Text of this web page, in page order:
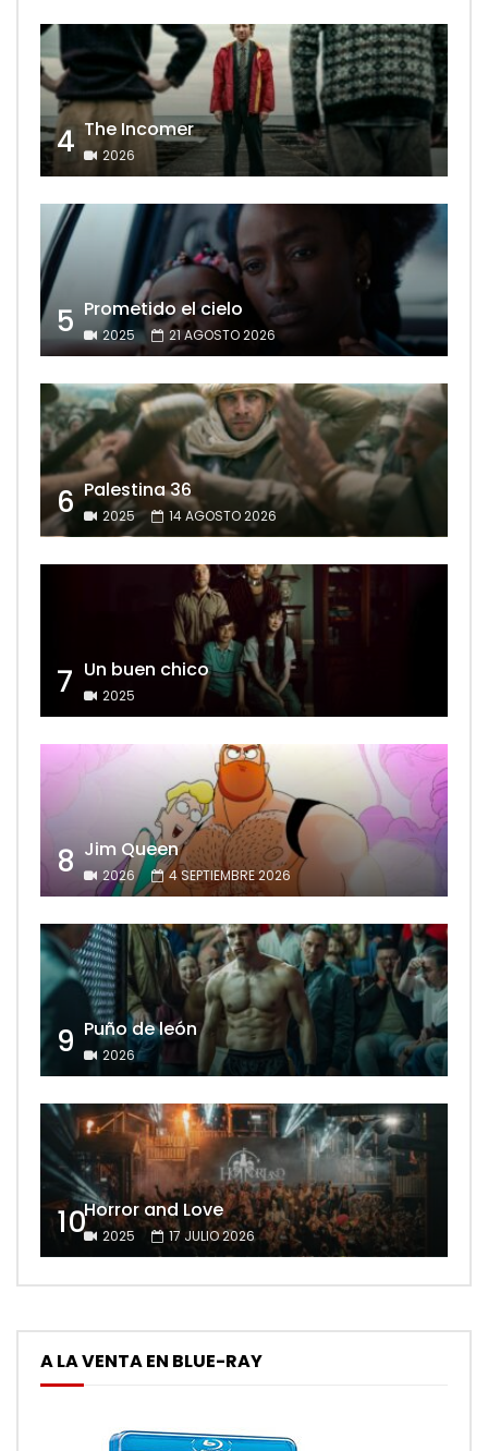
4 The Incomer
2026
5 Prometido el cielo
2025 21 AGOSTO 2026
6 Palestina 36
2025 14 AGOSTO 2026
7 Un buen chico
2025
8 Jim Queen
2026 4 SEPTIEMBRE 2026
9 Puño de león
2026
10Horror and Love
2025 17 JULIO 2026
A LA VENTA EN BLUE-RAY